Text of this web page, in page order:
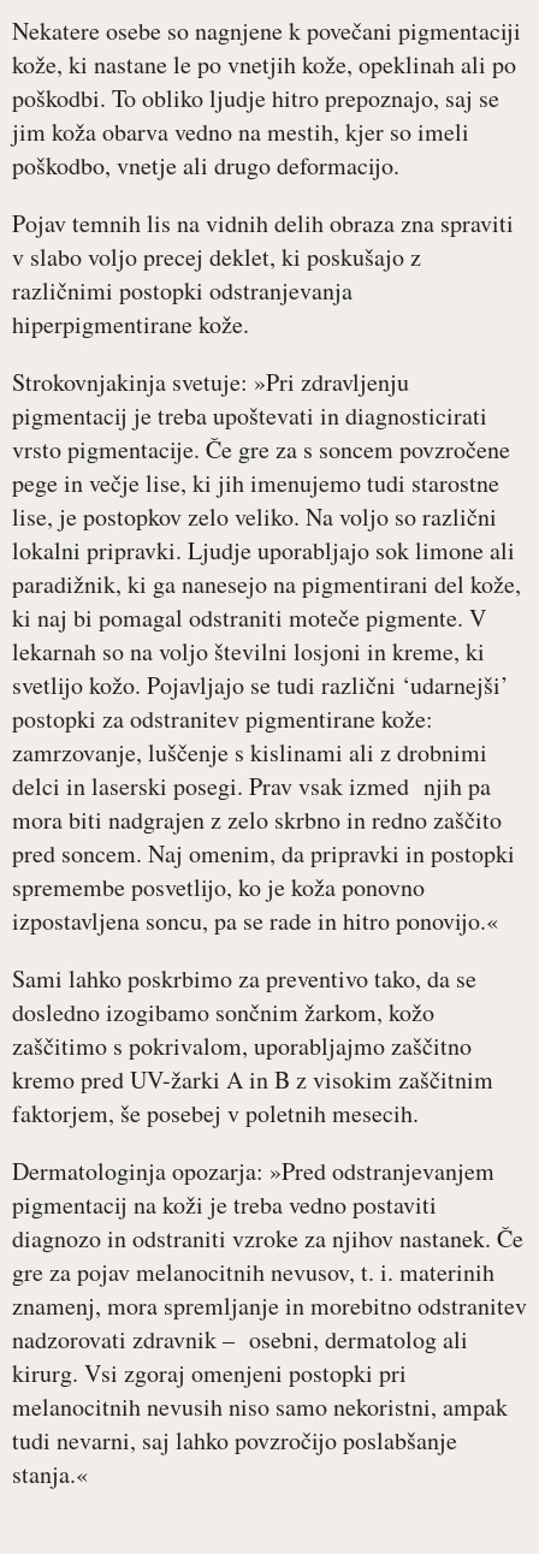
Nekatere osebe so nagnjene k povečani pigmentaciji
kože, ki nastane le po vnetjih kože, opeklinah ali po
poškodbi. To obliko ljudje hitro prepoznajo, saj se
jim koža obarva vedno na mestih, kjer so imeli
poškodbo, vnetje ali drugo deformacijo.
Pojav temnih lis na vidnih delih obraza zna spraviti
v slabo voljo precej deklet, ki poskušajo z
različnimi postopki odstranjevanja
hiperpigmentirane kože.
Strokovnjakinja svetuje: »Pri zdravljenju
pigmentacij je treba upoštevati in diagnosticirati
vrsto pigmentacije. Če gre za s soncem povzročene
pege in večje lise, ki jih imenujemo tudi starostne
lise, je postopkov zelo veliko. Na voljo so različni
lokalni pripravki. Ljudje uporabljajo sok limone ali
paradižnik, ki ga nanesejo na pigmentirani del kože,
ki naj bi pomagal odstraniti moteče pigmente. V
lekarnah so na voljo številni losjoni in kreme, ki
svetlijo kožo. Pojavljajo se tudi različni ‘udarnejši’
postopki za odstranitev pigmentirane kože:
zamrzovanje, luščenje s kislinami ali z drobnimi
delci in laserski posegi. Prav vsak izmed njih pa
mora biti nadgrajen z zelo skrbno in redno zaščito
pred soncem. Naj omenim, da pripravki in postopki
spremembe posvetlijo, ko je koža ponovno
izpostavljena soncu, pa se rade in hitro ponovijo.«
Sami lahko poskrbimo za preventivo tako, da se
dosledno izogibamo sončnim žarkom, kožo
zaščitimo s pokrivalom, uporabljajmo zaščitno
kremo pred UV-žarki A in B z visokim zaščitnim
faktorjem, še posebej v poletnih mesecih.
Dermatologinja opozarja: »Pred odstranjevanjem
pigmentacij na koži je treba vedno postaviti
diagnozo in odstraniti vzroke za njihov nastanek. Če
gre za pojav melanocitnih nevusov, t. i. materinih
znamenj, mora spremljanje in morebitno odstranitev
nadzorovati zdravnik – osebni, dermatolog ali
kirurg. Vsi zgoraj omenjeni postopki pri
melanocitnih nevusih niso samo nekoristni, ampak
tudi nevarni, saj lahko povzročijo poslabšanje
stanja.«